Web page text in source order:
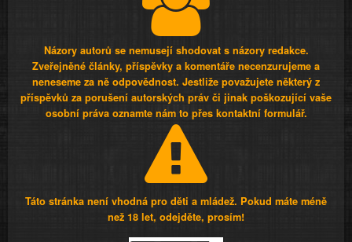
Názory autorů se nemusejí shodovat s názory redakce.
Zveřejněné články, příspěvky a komentáře necenzurujeme a
neneseme za ně odpovědnost. Jestliže považujete některý z
příspěvků za porušení autorských práv či jinak poškozující vaše
osobní práva oznamte nám to přes kontaktní formulář.
Táto stránka není vhodná pro děti a mládež. Pokud máte méně
než 18 let, odejděte, prosím!